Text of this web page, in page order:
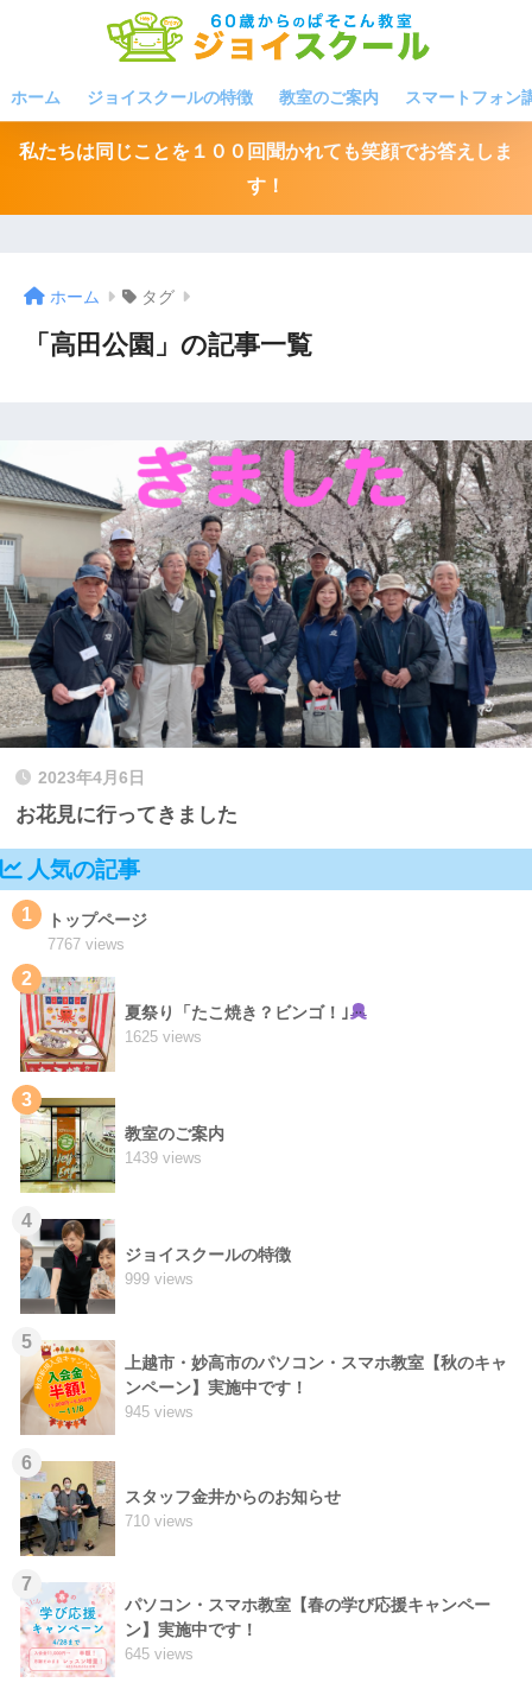
ホーム ジョイスクールの特徴 教室のご案内 スマートフォン
私たちは同じことを１００回聞かれても笑顔でお答えしま
す！
ホーム タグ
「高田公園」の記事一覧
2023年4月6日
お花見に行ってきました
人気の記事
1 トップページ
7767 views
2
夏祭り「たこ焼き？ビンゴ！｣
1625 views
3
教室のご案内
1439 views
4
ジョイスクールの特徴
999 views
5
上越市・妙高市のパソコン・スマホ教室【秋のキャ
ンペーン】実施中です！
945 views
6
スタッフ金井からのお知らせ
710 views
7
パソコン・スマホ教室【春の学び応援キャンペー
ン】実施中です！
645 views